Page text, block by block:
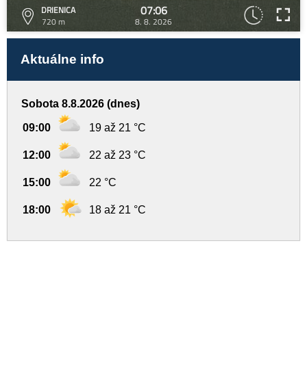
DRIENICA
720 m
07:06
8. 8. 2026
Aktuálne info
Sobota 8.8.2026 (dnes)
09:00 19 až 21 °C
12:00 22 až 23 °C
15:00 22 °C
18:00 18 až 21 °C